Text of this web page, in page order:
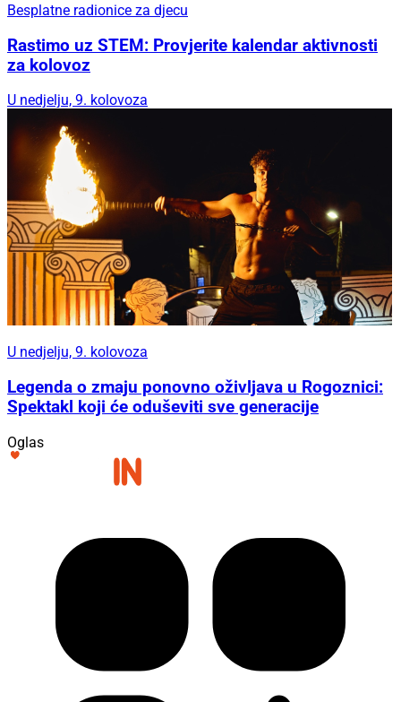
Besplatne radionice za djecu
Rastimo uz STEM: Provjerite kalendar aktivnosti
za kolovoz
U nedjelju, 9. kolovoza
U nedjelju, 9. kolovoza
Legenda o zmaju ponovno oživljava u Rogoznici:
Spektakl koji će oduševiti sve generacije
Oglas